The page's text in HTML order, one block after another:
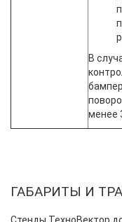
В
менее
ГАБАРИТЫ И